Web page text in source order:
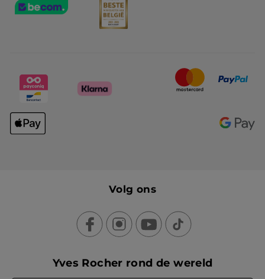
Volg ons
Yves Rocher rond de wereld